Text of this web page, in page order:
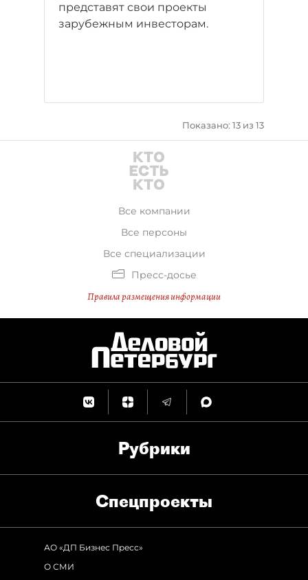
представят свои проекты
зарубежным инвесторам.
Показано: 13 из 13
Все компании
Все персоны
Все специализации
Пресс-досье
Правила размещения информации
Рубрики
Спец­проекты
АО «ДП Бизнес Пресс»
О СМИ